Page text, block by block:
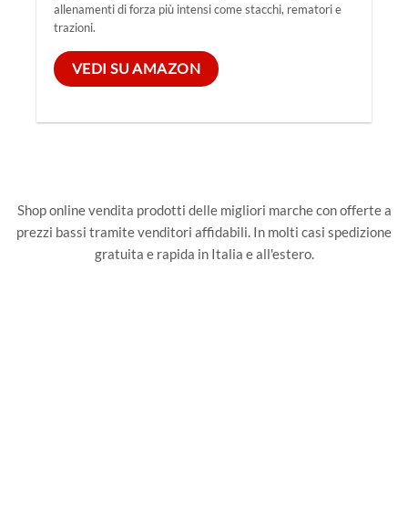
allenamenti di forza più intensi come stacchi, rematori e
trazioni.
VEDI SU AMAZON
Shop online vendita prodotti delle migliori marche con offerte a
prezzi bassi tramite venditori affidabili. In molti casi spedizione
gratuita e rapida in Italia e all'estero.